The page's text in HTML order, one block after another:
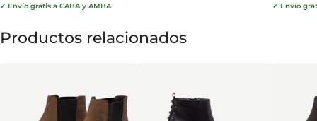
✓ Envío gratis a CABA y AMBA ✓ Envío
Productos relacionados